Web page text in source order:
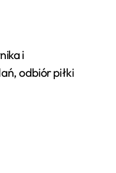
i
odbiór piłki